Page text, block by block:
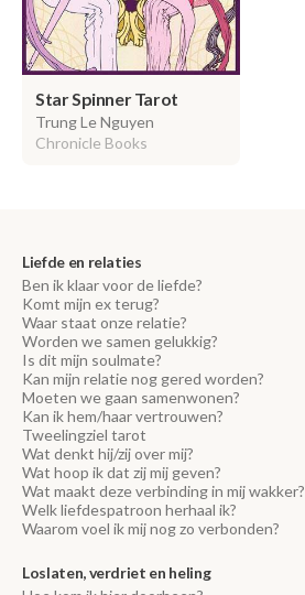
Star Spinner Tarot
Trung Le Nguyen
Chronicle Books
Liefde en relaties
Ben ik klaar voor de liefde?
Komt mijn ex terug?
Waar staat onze relatie?
Worden we samen gelukkig?
Is dit mijn soulmate?
Kan mijn relatie nog gered worden?
Moeten we gaan samenwonen?
Kan ik hem/haar vertrouwen?
Tweelingziel tarot
Wat denkt hij/zij over mij?
Wat hoop ik dat zij mij geven?
Wat maakt deze verbinding in mij wakker?
Welk liefdespatroon herhaal ik?
Waarom voel ik mij nog zo verbonden?
Loslaten, verdriet en heling